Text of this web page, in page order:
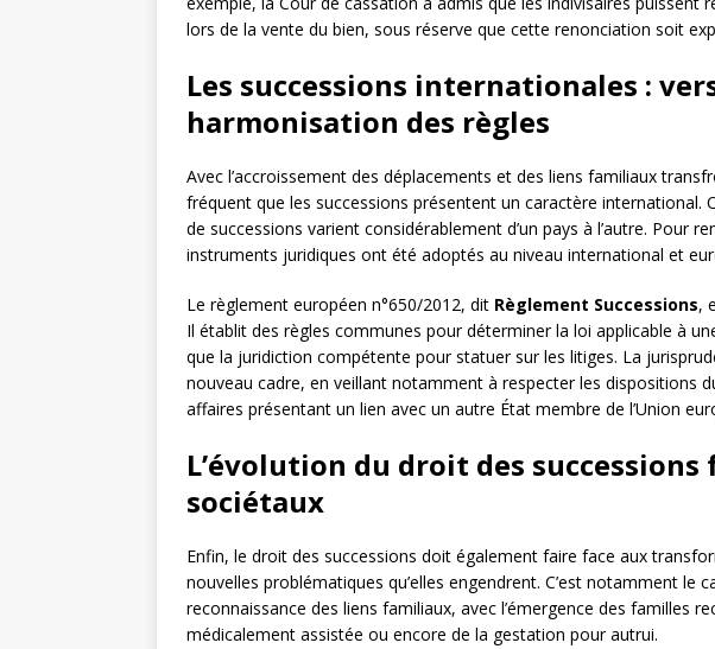
lors de la vente du bien, sous réserve que cette renonciation soit
Les successions internationales :
harmonisation des règles
Avec l’accroissement des déplacements et des liens familiaux
fréquent que les successions présentent un caractère international.
de successions varient considérablement d’un pays à l’autre. Pour
instruments juridiques ont été adoptés au niveau international et
Le règlement européen n°650/2012, dit Règlement Successions,
Il établit des règles communes pour déterminer la loi applicable à
que la juridiction compétente pour statuer sur les litiges. La
nouveau cadre, en veillant notamment à respecter les dispositions
affaires présentant un lien avec un autre État membre de l’Union
L’évolution du droit des successions
sociétaux
Enfin, le droit des successions doit également faire face aux
nouvelles problématiques qu’elles engendrent. C’est notamment le
reconnaissance des liens familiaux, avec l’émergence des familles
médicalement assistée ou encore de la gestation pour autrui.